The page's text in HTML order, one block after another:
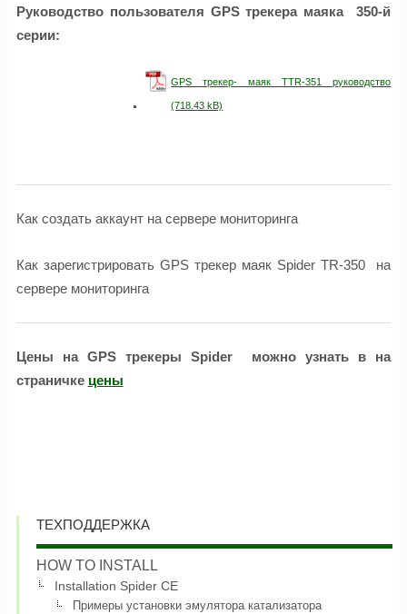
Руководство пользователя GPS трекера маяка 350-й
серии:
GPS трекер- маяк TTR-351 руководство
Как создать аккаунт на сервере мониторинга
Как зарегистрировать GPS трекер маяк Spider TR-350 на
сервере мониторинга
Цены на GPS трекеры Spider можно узнать в на
страничке цены
ТЕХПОДДЕРЖКА
HOW TO INSTALL
Installation Spider CE
Примеры установки эмулятора катализатора